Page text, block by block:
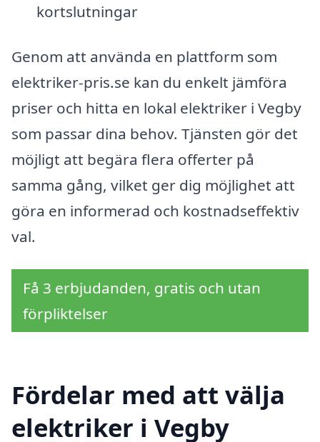
kortslutningar
Genom att använda en plattform som
elektriker-pris.se kan du enkelt jämföra
priser och hitta en lokal elektriker i Vegby
som passar dina behov. Tjänsten gör det
möjligt att begära flera offerter på
samma gång, vilket ger dig möjlighet att
göra en informerad och kostnadseffektiv
val.
Få 3 erbjudanden, gratis och utan
förpliktelser
Fördelar med att välja
elektriker i Vegby